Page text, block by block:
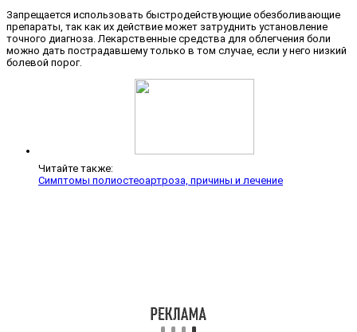
Запрещается использовать быстродействующие обезболивающие
препараты, так как их действие может затруднить установление
точного диагноза. Лекарственные средства для облегчения боли
можно дать пострадавшему только в том случае, если у него низкий
болевой порог.
Читайте также:
Симптомы полиостеоартроза, причины и лечение